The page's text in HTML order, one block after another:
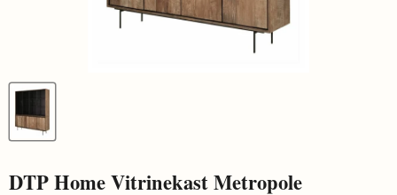
DTP Home Vitrinekast Metropole